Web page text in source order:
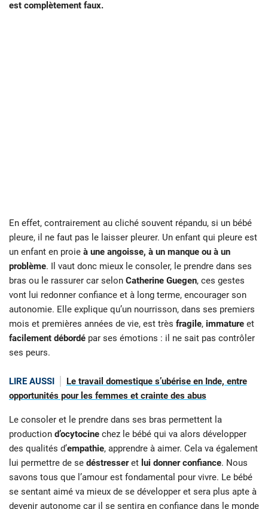
est complètement faux.
En effet, contrairement au cliché souvent répandu, si un bébé
pleure, il ne faut pas le laisser pleurer. Un enfant qui pleure est
un enfant en proie à une angoisse, à un manque ou à un
problème. Il vaut donc mieux le consoler, le prendre dans ses
bras ou le rassurer car selon Catherine Guegen, ces gestes
vont lui redonner confiance et à long terme, encourager son
autonomie. Elle explique qu’un nourrisson, dans ses premiers
mois et premières années de vie, est très fragile, immature et
facilement débordé par ses émotions : il ne sait pas contrôler
ses peurs.
LIRE AUSSI
Le travail domestique s’ubérise en Inde, entre
opportunités pour les femmes et crainte des abus
Le consoler et le prendre dans ses bras permettent la
production d’ocytocine chez le bébé qui va alors développer
des qualités d’empathie, apprendre à aimer. Cela va également
lui permettre de se déstresseret lui donner confiance. Nous
savons tous que l’amour est fondamental pour vivre. Le bébé
se sentant aimé va mieux de se développer et sera plus apte à
devenir autonome car il se sentira en confiance dans le monde